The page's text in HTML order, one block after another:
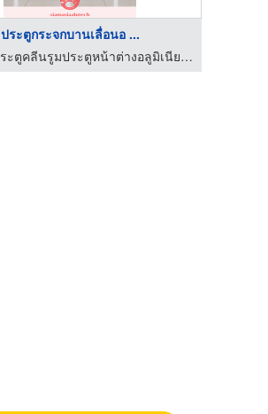
ประตูกระจกบานเลื่อนอ ...
รับติดตั้งประตูคลีนรูมประตูหน้าต่างอลูมิเนียม สยาม เอเซีย อลูเทค